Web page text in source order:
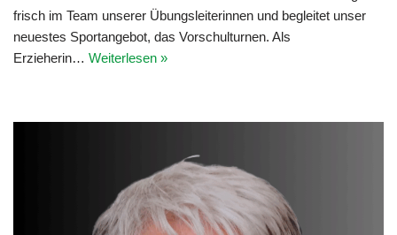
frisch im Team unserer Übungsleiterinnen und begleitet unser
neuestes Sportangebot, das Vorschulturnen. Als
Erzieherin… Weiterlesen »